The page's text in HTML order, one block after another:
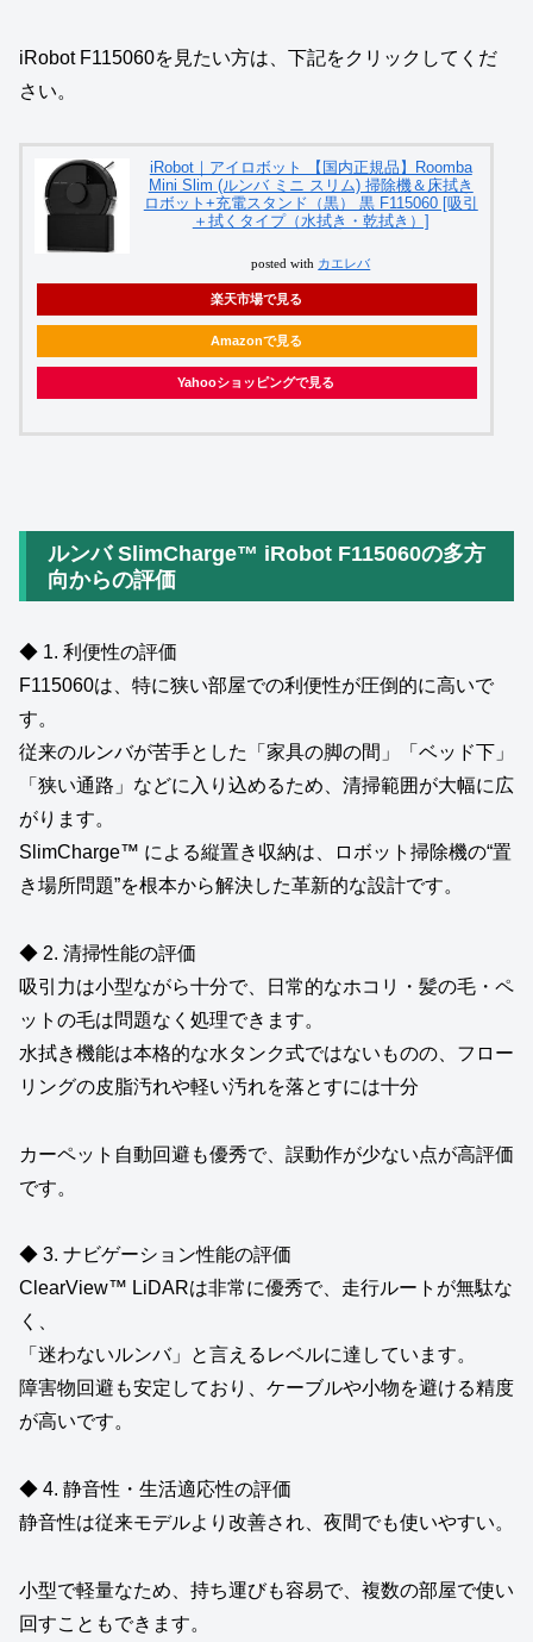
iRobot F115060を見たい方は、下記をクリックしてくだ
さい。
iRobot｜アイロボット 【国内正規品】Roomba
Mini Slim (ルンバ ミニ スリム) 掃除機＆床拭き
ロボット+充電スタンド（黒） 黒 F115060 [吸引
＋拭くタイプ（水拭き・乾拭き）]
posted with カエレバ
楽天市場で見る
Amazonで見る
Yahooショッピングで見る
ルンバ SlimCharge™ iRobot F115060の多方
向からの評価
◆ 1. 利便性の評価
F115060は、特に狭い部屋での利便性が圧倒的に高いで
す。
従来のルンバが苦手とした「家具の脚の間」「ベッド下」
「狭い通路」などに入り込めるため、清掃範囲が大幅に広
がります。
SlimCharge™ による縦置き収納は、ロボット掃除機の“置
き場所問題”を根本から解決した革新的な設計です。
◆ 2. 清掃性能の評価
吸引力は小型ながら十分で、日常的なホコリ・髪の毛・ペ
ットの毛は問題なく処理できます。
水拭き機能は本格的な水タンク式ではないものの、フロー
リングの皮脂汚れや軽い汚れを落とすには十分
カーペット自動回避も優秀で、誤動作が少ない点が高評価
です。
◆ 3. ナビゲーション性能の評価
ClearView™ LiDARは非常に優秀で、走行ルートが無駄な
く、
「迷わないルンバ」と言えるレベルに達しています。
障害物回避も安定しており、ケーブルや小物を避ける精度
が高いです。
◆ 4. 静音性・生活適応性の評価
静音性は従来モデルより改善され、夜間でも使いやすい。
小型で軽量なため、持ち運びも容易で、複数の部屋で使い
回すこともできます。